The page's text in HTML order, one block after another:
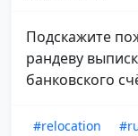
Подскажите
рандеву
банковского
#relocation